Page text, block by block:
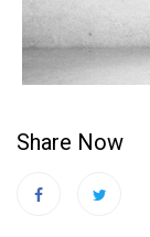
Share Now